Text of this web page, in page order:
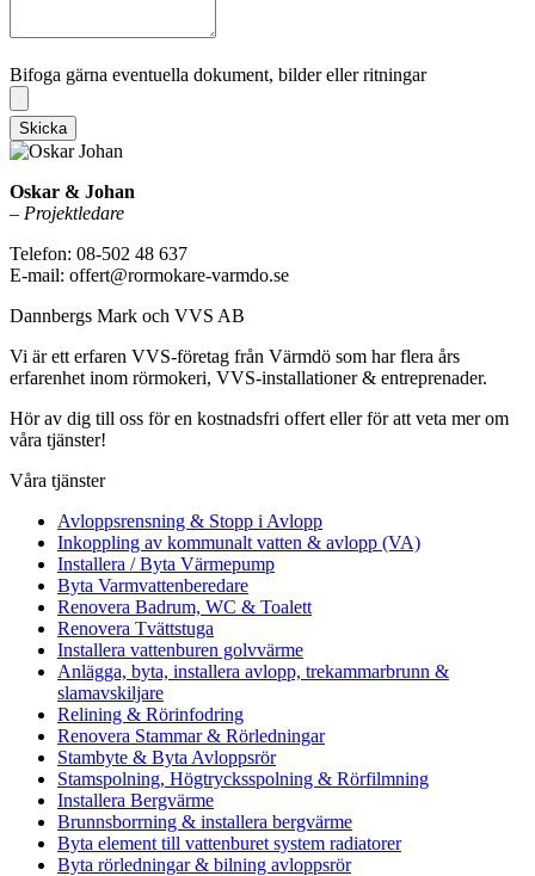
Bifoga gärna eventuella dokument, bilder eller ritningar
Skicka
Oskar & Johan
– Projektledare
Telefon: 08-502 48 637
E-mail: offert@rormokare-varmdo.se
Dannbergs Mark och VVS AB
Vi är ett erfaren VVS-företag från Värmdö som har flera års
erfarenhet inom rörmokeri, VVS-installationer & entreprenader.
Hör av dig till oss för en kostnadsfri offert eller för att veta mer om
våra tjänster!
Våra tjänster
Avloppsrensning & Stopp i Avlopp
Inkoppling av kommunalt vatten & avlopp (VA)
Installera / Byta Värmepump
Byta Varmvattenberedare
Renovera Badrum, WC & Toalett
Renovera Tvättstuga
Installera vattenburen golvvärme
Anlägga, byta, installera avlopp, trekammarbrunn &
slamavskiljare
Relining & Rörinfodring
Renovera Stammar & Rörledningar
Stambyte & Byta Avloppsrör
Stamspolning, Högtrycksspolning & Rörfilmning
Installera Bergvärme
Brunnsborrning & installera bergvärme
Byta element till vattenburet system radiatorer
Byta rörledningar & bilning avloppsrör